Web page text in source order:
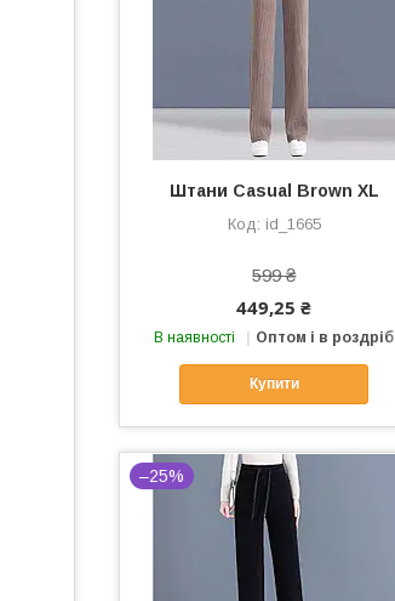
Штани Casual Brown XL
id_1665
599 ₴
449,25 ₴
В наявності Оптом і в роздріб
Купити
–25%